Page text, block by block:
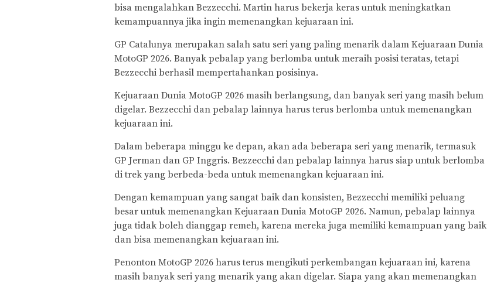
bisa mengalahkan Bezzecchi. Martin harus bekerja keras untuk meningkatkan
kemampuannya jika ingin memenangkan kejuaraan ini.
GP Catalunya merupakan salah satu seri yang paling menarik dalam Kejuaraan Dunia
MotoGP 2026. Banyak pebalap yang berlomba untuk meraih posisi teratas, tetapi
Bezzecchi berhasil mempertahankan posisinya.
Kejuaraan Dunia MotoGP 2026 masih berlangsung, dan banyak seri yang masih belum
digelar. Bezzecchi dan pebalap lainnya harus terus berlomba untuk memenangkan
kejuaraan ini.
Dalam beberapa minggu ke depan, akan ada beberapa seri yang menarik, termasuk
GP Jerman dan GP Inggris. Bezzecchi dan pebalap lainnya harus siap untuk berlomba
di trek yang berbeda-beda untuk memenangkan kejuaraan ini.
Dengan kemampuan yang sangat baik dan konsisten, Bezzecchi memiliki peluang
besar untuk memenangkan Kejuaraan Dunia MotoGP 2026. Namun, pebalap lainnya
juga tidak boleh dianggap remeh, karena mereka juga memiliki kemampuan yang baik
dan bisa memenangkan kejuaraan ini.
Penonton MotoGP 2026 harus terus mengikuti perkembangan kejuaraan ini, karena
masih banyak seri yang menarik yang akan digelar. Siapa yang akan memenangkan